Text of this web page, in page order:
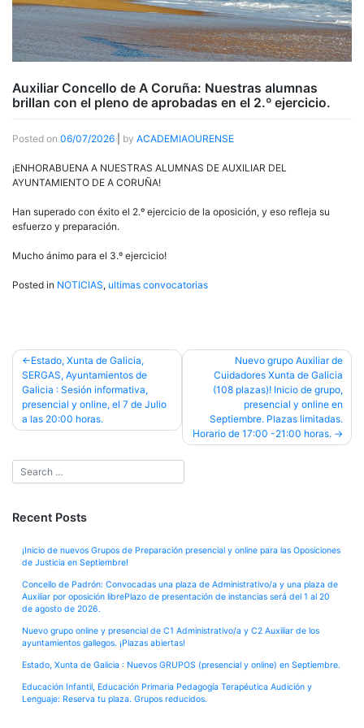
Auxiliar Concello de A Coruña: Nuestras alumnas
brillan con el pleno de aprobadas en el 2.º ejercicio.
Posted on 06/07/2026 by ACADEMIAOURENSE
¡ENHORABUENA A NUESTRAS ALUMNAS DE AUXILIAR DEL
AYUNTAMIENTO DE A CORUÑA!
Han superado con éxito el 2.º ejercicio de la oposición, y eso refleja su
esfuerzo y preparación.
Mucho ánimo para el 3.º ejercicio!
Posted in NOTICIAS, ultimas convocatorias
Post
navigation
Estado, Xunta de Galicia,
SERGAS, Ayuntamientos de
Galicia : Sesión informativa,
presencial y online, el 7 de Julio
a las 20:00 horas.
Nuevo grupo Auxiliar de
Cuidadores Xunta de Galicia
(108 plazas)! Inicio de grupo,
presencial y online en
Septiembre. Plazas limitadas.
Horario de 17:00 -21:00 horas.
Recent Posts
¡Inicio de nuevos Grupos de Preparación presencial y online para las Oposiciones
de Justicia en Septiembre!
Concello de Padrón: Convocadas una plaza de Administrativo/a y una plaza de
Auxiliar por oposición librePlazo de presentación de instancias será del 1 al 20
de agosto de 2026.
Nuevo grupo online y presencial de C1 Administrativo/a y C2 Auxiliar de los
ayuntamientos gallegos. ¡Plazas abiertas!
Estado, Xunta de Galicia : Nuevos GRUPOS (presencial y online) en Septiembre.
Educación Infantil, Educación Primaria Pedagogía Terapéutica Audición y
Lenguaje: Reserva tu plaza. Grupos reducidos.